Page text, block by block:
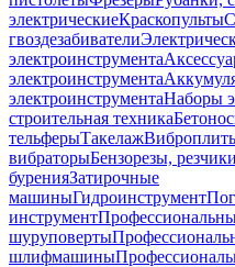
электрическиеКраскопульты
гвоздезабиватели
электроинструмента
электроинструмента
электроинструментаНаборы
строительная техника
тельферыТакелаж
вибраторыБензорезы,
буренияЗатирочные
машиныГидроинструмент
инструмент
шуруповерты
шлифмашины